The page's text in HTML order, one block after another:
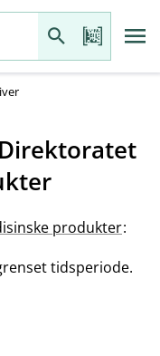
Direktoratet
produkter:
tidsperiode.